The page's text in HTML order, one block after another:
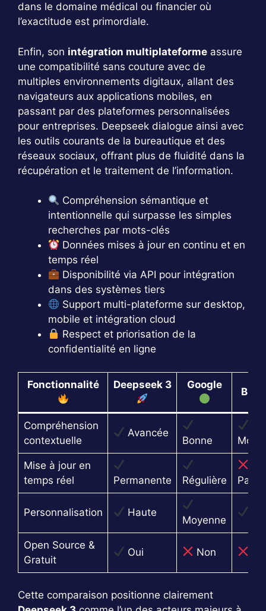
dans le domaine médical ou financier où
l’exactitude est primordiale.
Enfin, son intégration multiplateforme assure
une compatibilité sans couture avec de
multiples environnements digitaux, allant des
navigateurs aux applications mobiles, en
passant par des plateformes personnalisées
pour entreprises. Deepseek dialogue ainsi avec
les outils courants de la bureautique et des
réseaux sociaux, offrant plus de fluidité dans la
récupération et le traitement de l’information.
Compréhension sémantique et
intentionnelle qui surpasse les simples
recherches par mots-clés
Données mises à jour en continu et en
temps réel
Disponibilité via API pour intégration
dans des systèmes tiers
Support multi-plateforme sur desktop,
mobile et intégration cloud
Respect et priorisation de la
confidentialité en ligne
Fonctionnalité Deepseek 3 Google
Bing
Compréhension
contextuelle
Avancée
Bonne
Mise à jour en
temps réel
Permanente Régulière
Personnalisation Haute
Moyenne
Open Source &
Gratuit
Oui Non
Cette comparaison positionne clairement